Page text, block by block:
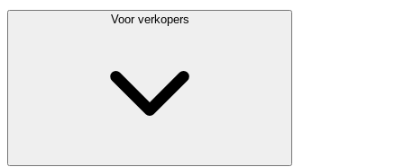
Voor verkopers